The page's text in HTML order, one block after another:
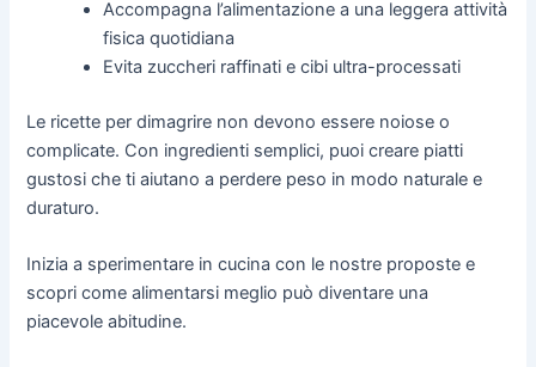
Accompagna l’alimentazione a una leggera attività
fisica quotidiana
Evita zuccheri raffinati e cibi ultra-processati
Le ricette per dimagrire non devono essere noiose o
complicate. Con ingredienti semplici, puoi creare piatti
gustosi che ti aiutano a perdere peso in modo naturale e
duraturo.
Inizia a sperimentare in cucina con le nostre proposte e
scopri come alimentarsi meglio può diventare una
piacevole abitudine.